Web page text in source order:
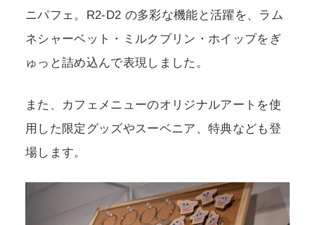
ニパフェ。R2-D2 の多彩な機能と活躍を、ラム
ネシャーベット・ミルクプリン・ホイップをぎ
ゅっと詰め込んで表現しました。
また、カフェメニューのオリジナルアートを使
用した限定グッズやスーベニア、特典なども登
場します。